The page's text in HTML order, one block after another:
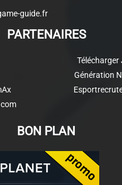
guide.fr
PARTENAIRES
Télécharger
Génération
BON PLAN